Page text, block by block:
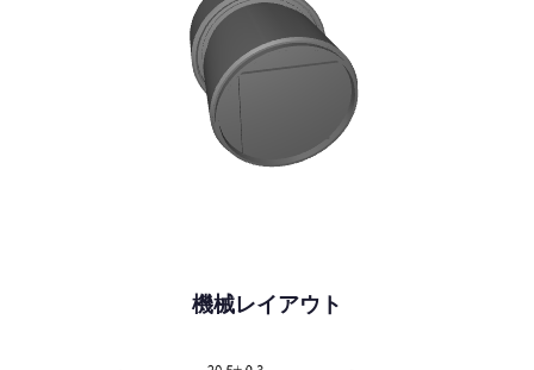
機械レイアウト